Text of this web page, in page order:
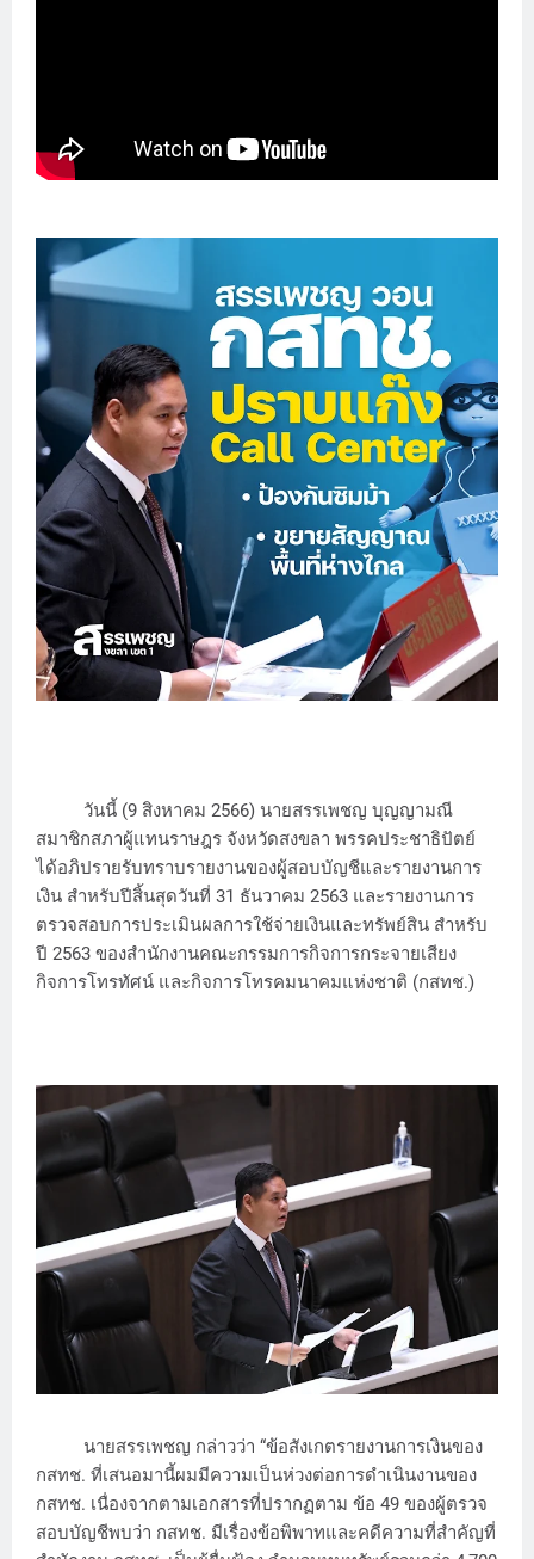
วันนี้ (9 สิงหาคม 2566) นายสรรเพชญ บุญญามณี
สมาชิกสภาผู้แทนราษฎร จังหวัดสงขลา พรรคประชาธิปัตย์
ได้อภิปรายรับทราบรายงานของผู้สอบบัญชีและรายงานการ
เงิน สำหรับปีสิ้นสุดวันที่ 31 ธันวาคม 2563 และรายงานการ
ตรวจสอบการประเมินผลการใช้จ่ายเงินและทรัพย์สิน สำหรับ
ปี 2563 ของสำนักงานคณะกรรมการกิจการกระจายเสียง
กิจการโทรทัศน์ และกิจการโทรคมนาคมแห่งชาติ (กสทช.)
นายสรรเพชญ กล่าวว่า “ข้อสังเกตรายงานการเงินของ
กสทช. ที่เสนอมานี้ผมมีความเป็นห่วงต่อการดำเนินงานของ
กสทช. เนื่องจากตามเอกสารที่ปรากฏตาม ข้อ 49 ของผู้ตรวจ
สอบบัญชีพบว่า กสทช. มีเรื่องข้อพิพาทและคดีความที่สำคัญที่